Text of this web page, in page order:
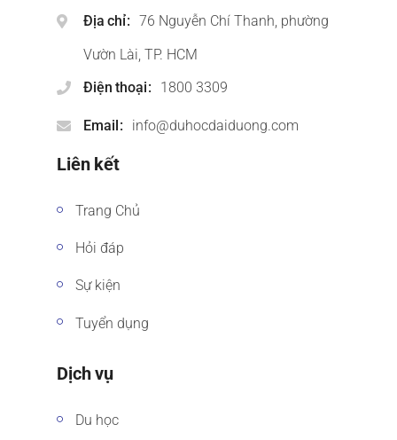
Địa chỉ
76 Nguyễn Chí Thanh, phường
Vườn Lài, TP. HCM
Điện thoại
1800 3309
Email info@duhocdaiduong.com
Liên kết
Trang Chủ
Hỏi đáp
Sự kiện
Tuyển dụng
Dịch vụ
Du học